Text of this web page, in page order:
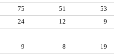
75 51 53
24 12 9
9 8 19